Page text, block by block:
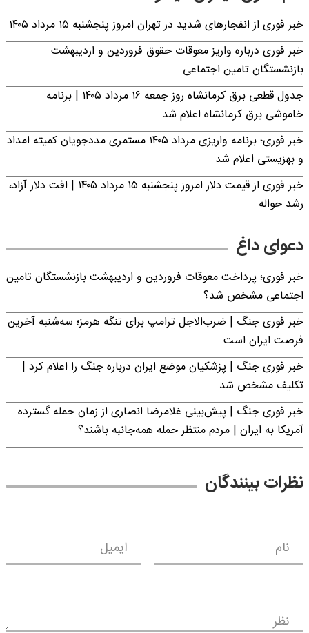
خبر فوری از انفجارهای شدید در تهران امروز پنجشنبه ۱۵ مرداد ۱۴۰۵
خبر فوری درباره واریز معوقات حقوق فروردین و اردیبهشت
بازنشستگان تامین اجتماعی
جدول قطعی برق کرمانشاه روز جمعه ۱۶ مرداد ۱۴۰۵ | برنامه
خاموشی برق کرمانشاه اعلام شد
خبر فوری؛ برنامه واریزی مرداد ۱۴۰۵ مستمری مددجویان کمیته امداد
و بهزیستی اعلام شد
خبر فوری از قیمت دلار امروز پنجشنبه ۱۵ مرداد ۱۴۰۵ | افت دلار آزاد،
رشد حواله
دعوای داغ
خبر فوری؛ پرداخت معوقات فروردین و اردیبهشت بازنشستگان تامین
اجتماعی مشخص شد؟
خبر فوری جنگ | ضرب‌الاجل ترامپ برای تنگه هرمز؛ سه‌شنبه آخرین
فرصت ایران است
خبر فوری جنگ | پزشکیان موضع ایران درباره جنگ را اعلام کرد |
تکلیف مشخص شد
خبر فوری جنگ | پیش‌بینی غلامرضا انصاری از زمان حمله گسترده
آمریکا به ایران | مردم منتظر حمله همه‌جانبه باشند؟
نظرات بینندگان
نام ایمیل
نظر